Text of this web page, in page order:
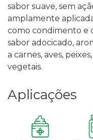
sabor suave, sem
amplamente
como condimento e
sabor adocicado,
a carnes, aves,
vegetais.
Aplicações